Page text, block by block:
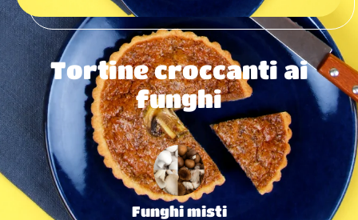
Tortine croccanti ai
funghi
Funghi misti